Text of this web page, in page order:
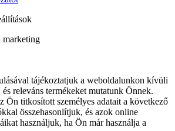
marketing
tájékoztatjuk a weboldalunkon kívüli
releváns termékeket mutatunk Önnek.
Ön titkosított személyes adatait a következő
összehasonlítjuk, és azok online
használjuk, ha Ön már használja a